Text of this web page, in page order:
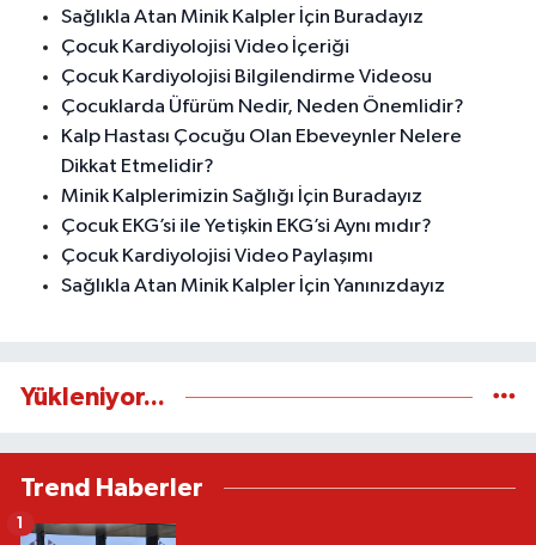
Sağlıkla Atan Minik Kalpler İçin Buradayız
Çocuk Kardiyolojisi Video İçeriği
Çocuk Kardiyolojisi Bilgilendirme Videosu
Çocuklarda Üfürüm Nedir, Neden Önemlidir?
Kalp Hastası Çocuğu Olan Ebeveynler Nelere
Dikkat Etmelidir?
Minik Kalplerimizin Sağlığı İçin Buradayız
Çocuk EKG’si ile Yetişkin EKG’si Aynı mıdır?
Çocuk Kardiyolojisi Video Paylaşımı
Sağlıkla Atan Minik Kalpler İçin Yanınızdayız
Yükleniyor...
Trend Haberler
1